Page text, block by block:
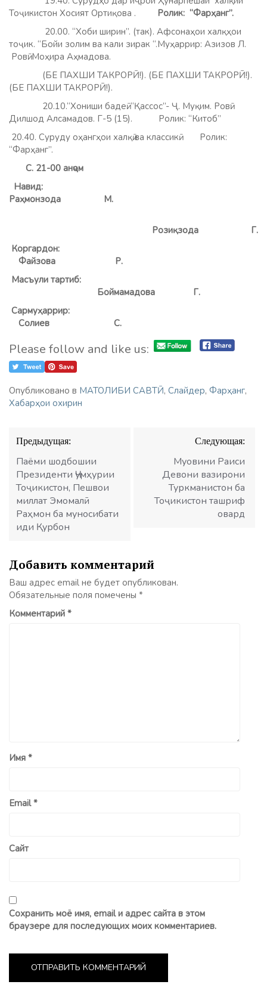
Тоҷикистон Хосият Ортиқова . Ролик: “Фарҳанг”.
20.00. “Хоби ширин”. (так). Афсонаҳои халқҳои
тоҷик. “Бойи золим ва кали зирак “.Муҳаррир: Азизов Л.
Ровӣ: Моҳира Аҳмадова.
(БЕ ПАХШИ ТАКРОРӢ!). (БЕ ПАХШИ ТАКРОРӢ!).
(БЕ ПАХШИ ТАКРОРӢ!).
20.10.“Хониши бадеӣ. “Қассос”- Ҷ. Муқим. Ровӣ:
Дилшод Алсамадов. Г-5 (15).
Ролик: “Китоб”
20.40. Суруду оҳангҳои халқӣ ва классикӣ. Ролик:
“Фарҳанг”.
С. 21-00 анҷом
Навид:
Раҳмонзода М.
Розиқзода Г.
Коргардон:
Файзова Р.
Масъули тартиб:
Боймамадова Г.
Сармуҳаррир:
Солиев С.
Please follow and like us:
Опубликовано в МАТОЛИБИ САВТӢ, Слайдер, Фарҳанг,
Хабарҳои охирин
Навигация
по
записям
Предыдущая:
Паёми шодбошии
Президенти Ҷумҳурии
Тоҷикистон, Пешвои
миллат Эмомалӣ
Раҳмон ба муносибати
иди Қурбон
Следующая:
Муовини Раиси
Девони вазирони
Туркманистон ба
Тоҷикистон ташриф
овард
Добавить комментарий
Ваш адрес email не будет опубликован.
Обязательные поля помечены *
Комментарий *
Имя *
Email*
Сайт
Сохранить моё имя, email и адрес сайта в этом
браузере для последующих моих комментариев.